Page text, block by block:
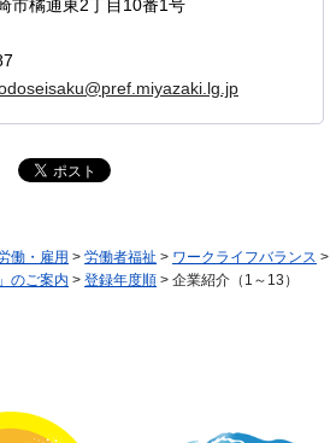
橘通東2丁目10番1号
働・雇用 > 労働者福祉 > ワークライフバランス >
のご案内 > 登録年度順 > 企業紹介（1～13）